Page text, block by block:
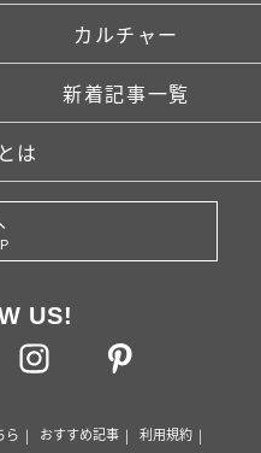
カルチャー
新着記事一覧
は
US!
ら おすすめ記事
利用規約